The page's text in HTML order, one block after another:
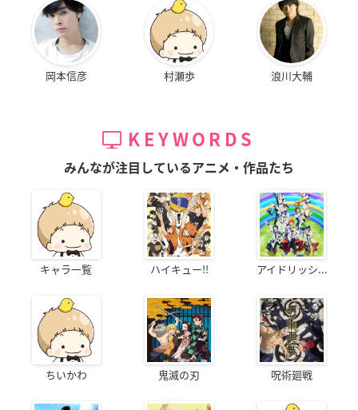
岡本信彦 村瀬歩 浪川大輔
KEYWORDS
みんなが注目しているアニメ・作品たち
キャラ一覧 ハイキュー!! アイドリッシ...
ちいかわ 鬼滅の刃 呪術廻戦